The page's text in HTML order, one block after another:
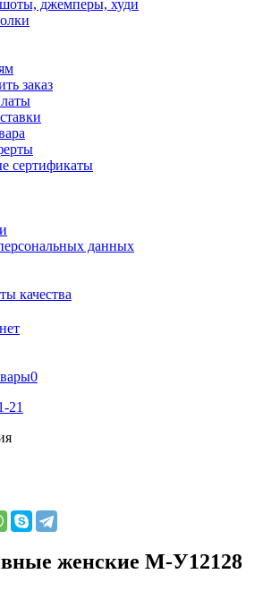
джемперы, худи
заказ
сертификаты
данных
качества
0
21
женские М-У12128